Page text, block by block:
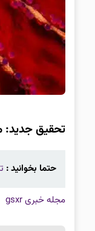
تحقیق جدید:
حتما بخوانید :
مجله خبری gsxr